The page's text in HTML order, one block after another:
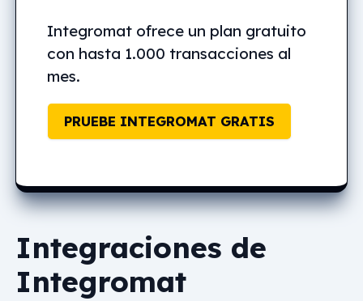
Integromat ofrece un plan gratuito
con hasta 1.000 transacciones al
mes.
PRUEBE INTEGROMAT GRATIS
Integraciones de
Integromat